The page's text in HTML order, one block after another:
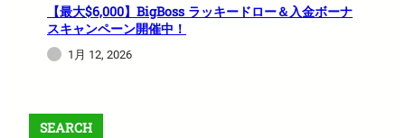
【最大$6,000】BigBoss ラッキードロー＆入金ボーナ
スキャンペーン開催中！
1月 12, 2026
SEARCH